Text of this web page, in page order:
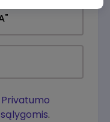
Privatumo
.